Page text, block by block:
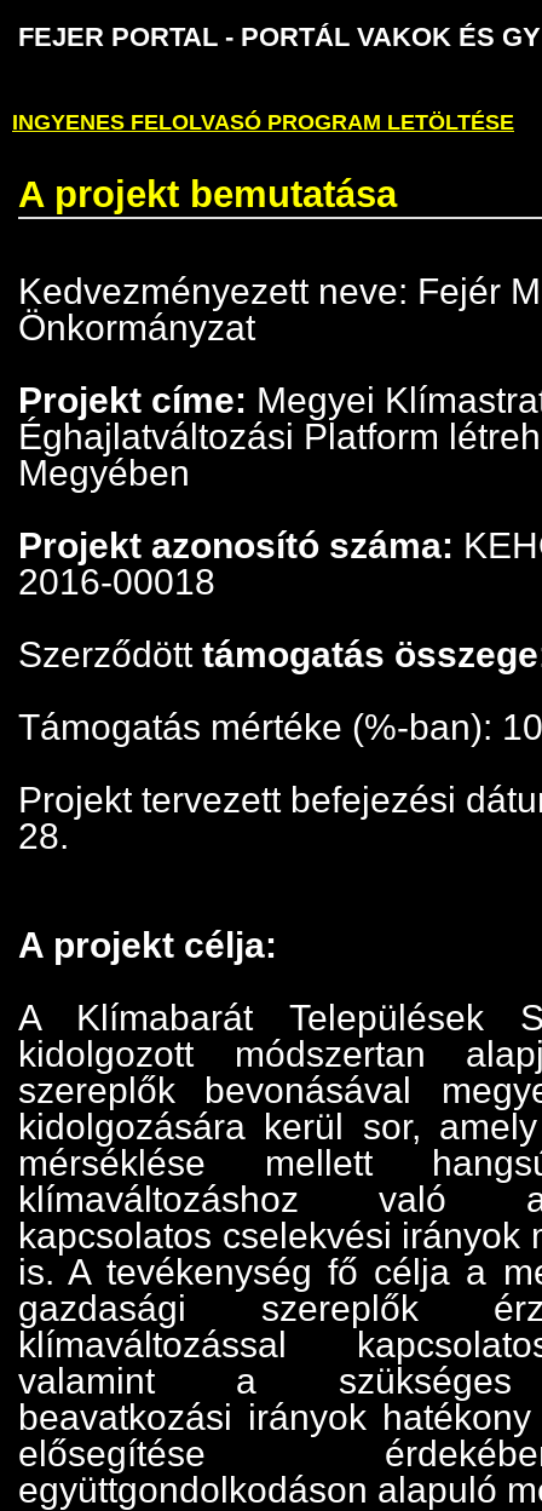
FEJER PORTAL - PORTÁL VAKOK ÉS
INGYENES FELOLVASÓ PROGRAM LETÖLTÉSE
A projekt bemutatása
Kedvezményezett neve: Fejér
Önkormányzat
Projekt címe: Megyei
Éghajlatváltozási Platform
Megyében
Projekt azonosító száma:
2016-00018
Szerződött támogatás összege
Támogatás mértéke (%-ban):
Projekt tervezett befejezési
28.
A projekt célja:
A Klímabarát Települések
kidolgozott módszertan
szereplők bevonásával
kidolgozására kerül sor,
mérséklése mellett
klímaváltozáshoz való
kapcsolatos cselekvési irányok
is. A tevékenység fő célja a
gazdasági szereplők
klímaváltozással
valamint a szükséges
beavatkozási irányok
elősegítése
együttgondolkodáson alapuló